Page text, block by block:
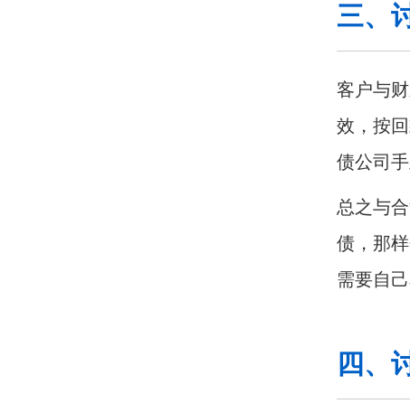
三、
客户与
效，按
债公司
总之与
债，那
需要自
四、